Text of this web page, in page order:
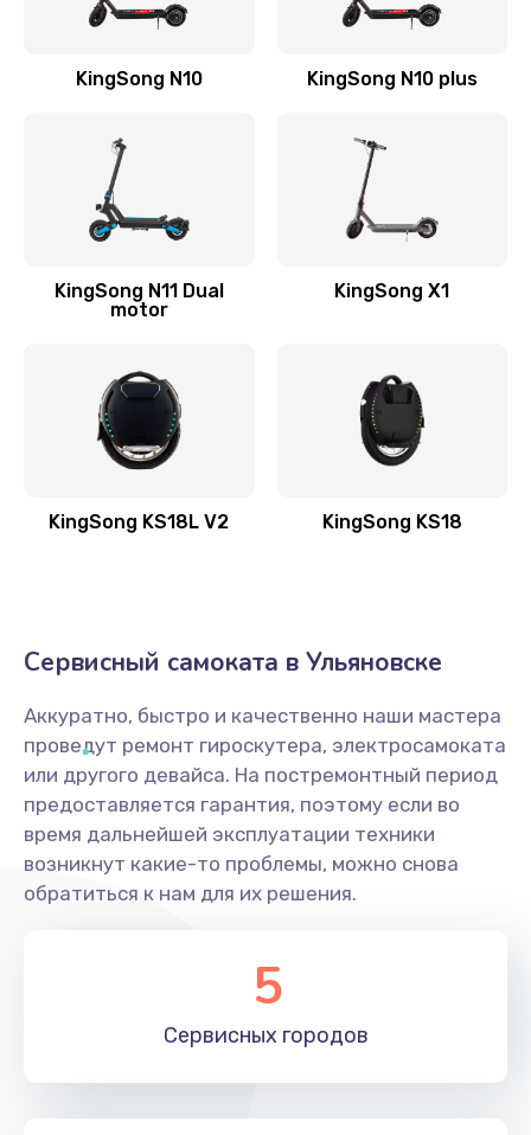
KingSong N10 KingSong N10 plus
KingSong N11 Dual
motor
KingSong X1
KingSong KS18L V2 KingSong KS18
Сервисный самоката в Ульяновске
Аккуратно, быстро и качественно наши мастера
проведут ремонт гироскутера, электросамоката
или другого девайса. На постремонтный период
предоставляется гарантия, поэтому если во
время дальнейшей эксплуатации техники
возникнут какие-то проблемы, можно снова
обратиться к нам для их решения.
5
Сервисных городов